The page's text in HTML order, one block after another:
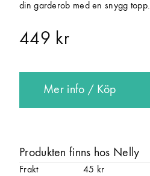
din garderob med en snygg topp.
449 kr
Mer info / Köp
Produkten finns hos Nelly
Frakt
45 kr